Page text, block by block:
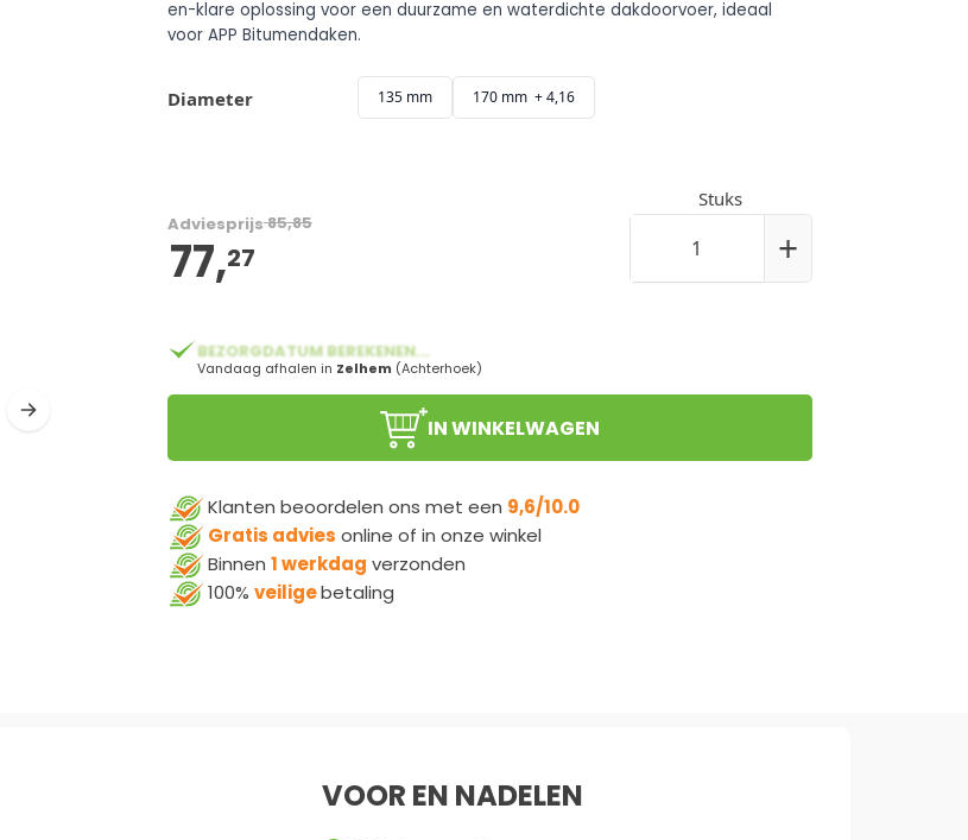
Diameter 135 mm 170 mm + 4,16
BEZORGDATUM BEREKENEN...
Vandaag afhalen in
Klanten beoordelen ons met een9,6/10.0
online of in onze winkel
100%veiligebetaling
Duurzaam
Naadloze integratie
en-klare oplossing